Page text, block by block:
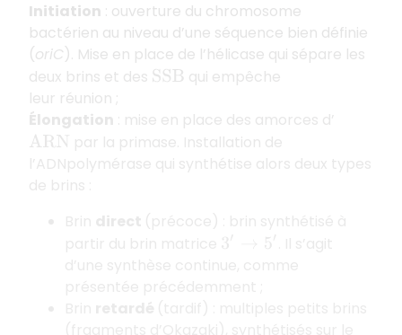
Initiation : ouverture du chromosome
bactérien au niveau d’une séquence bien définie
(oriC). Mise en place de l’hélicase qui sépare les
deux brins et des SSB
qui empêche
leur réunion ;
Élongation : mise en place des amorces d’
ARN
par la primase. Installation de